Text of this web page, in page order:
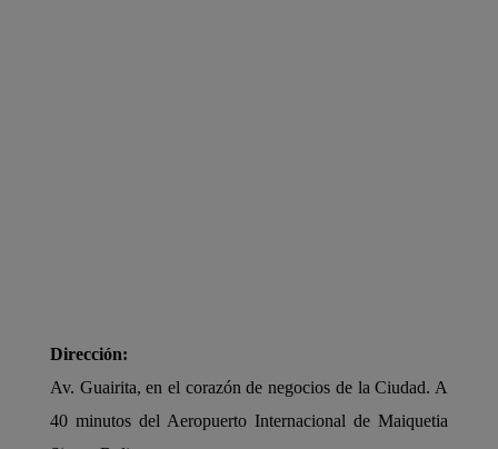
Dirección:
Av. Guairita, en el corazón de negocios de la Ciudad. A
40 minutos del Aeropuerto Internacional de Maiquetia